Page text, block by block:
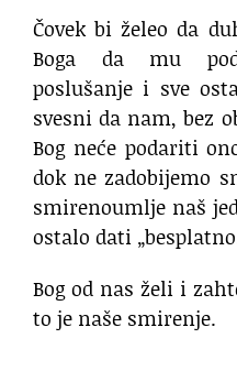
Čovek bi želeo da
Boga da mu
poslušanje i sve
svesni da nam, bez
Bog neće podariti
dok ne zadobijemo
smirenoumlje naš
ostalo dati
Bog od nas želi i
to je naše smirenje.